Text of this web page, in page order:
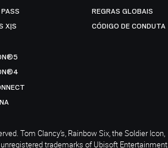
X|S
REGRAS GLOBAIS
CÓDIGO DE CONDUTA
Tom Clancy’s, Rainbow Six, the Soldier Icon,
trademarks of Ubisoft Entertainment